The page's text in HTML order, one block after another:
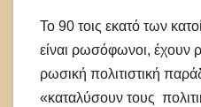
Το 90 τοις εκατό των
είναι ρωσόφωνοι, έχουν
ρωσική πολιτιστική
«καταλύσουν τους